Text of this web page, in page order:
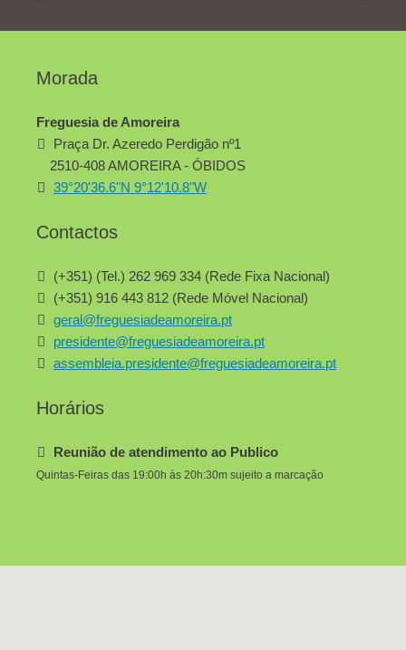
Morada
Freguesia de Amoreira
Praça Dr. Azeredo Perdigão nº1
2510-408 AMOREIRA - ÓBIDOS
39°20'36.6"N 9°12'10.8"W
Contactos
(+351) (Tel.) 262 969 334 (Rede Fixa Nacional)
(+351) 916 443 812 (Rede Móvel Nacional)
geral@freguesiadeamoreira.pt
presidente@freguesiadeamoreira.pt
assembleia.presidente@freguesiadeamoreira.pt
Horários
Reunião de atendimento ao Publico
Quintas-Feiras das 19:00h às 20h:30m sujeito a marcação